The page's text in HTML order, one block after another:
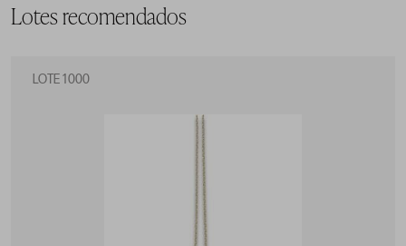
Lotes recomendados
LOTE 1000